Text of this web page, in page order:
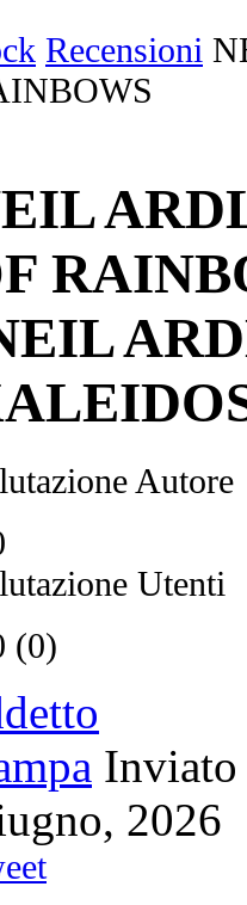
Recensioni
Autore
Utenti
(0)